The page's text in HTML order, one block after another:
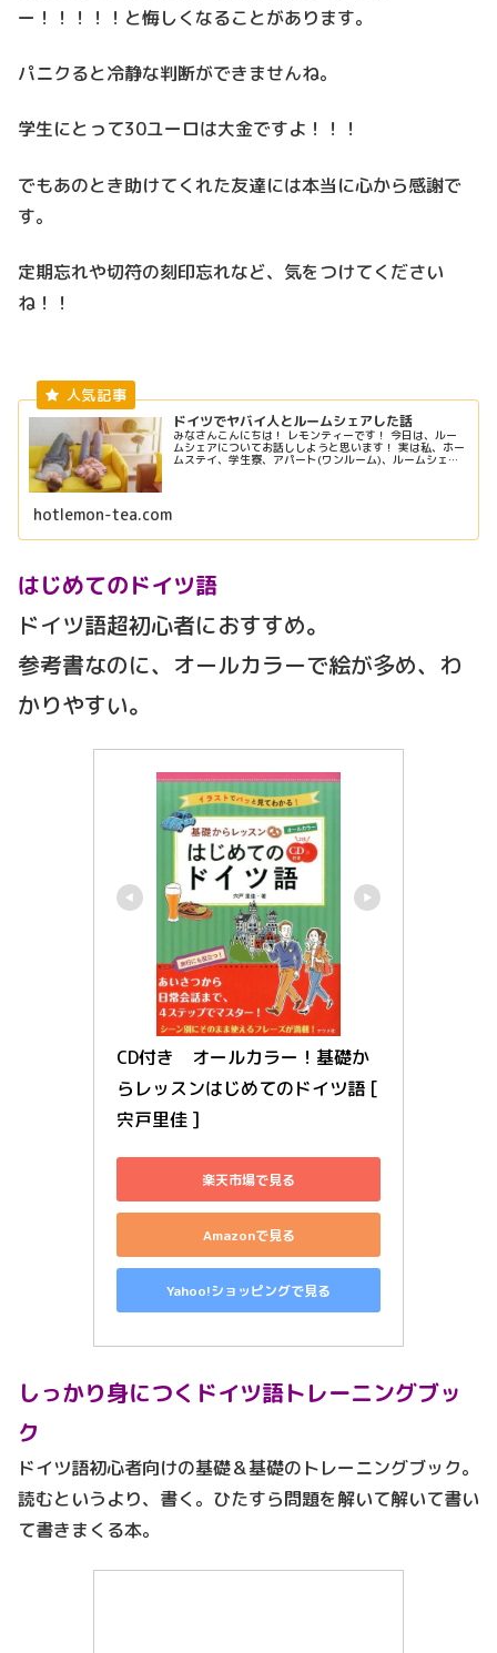
ー！！！！！と悔しくなることがあります。
パニクると冷静な判断ができませんね。
学生にとって30ユーロは大金ですよ！！！
でもあのとき助けてくれた友達には本当に心から感謝で
す。
定期忘れや切符の刻印忘れなど、気をつけてください
ね！！
ドイツでヤバイ人とルームシェアした話
みなさんこんにちは！ レモンティーです！ 今日は、ルー
ムシェアについてお話ししようと思います！ 実は私、ホー
ムステイ、学生寮、アパート(ワンルーム)、ルームシェア
hotlemon-tea.com
はじめてのドイツ語
ドイツ語超初心者におすすめ。
参考書なのに、オールカラーで絵が多め、わ
かりやすい。
CD付き　オールカラー！基礎か
らレッスンはじめてのドイツ語 [
宍戸里佳 ]
楽天市場で見る
Amazonで見る
Yahoo!ショッピングで見る
しっかり身につくドイツ語トレーニングブッ
ク
ドイツ語初心者向けの基礎＆基礎のトレーニングブック。
読むというより、書く。ひたすら問題を解いて解いて書い
て書きまくる本。